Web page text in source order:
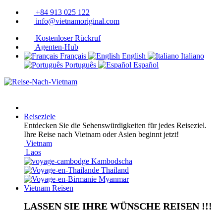
+84 913 025 122
info@vietnamoriginal.com
Kostenloser Rückruf
Agenten-Hub
Français
English
Italiano
Português
Español
Reiseziele
Entdecken Sie die Sehenswürdigkeiten für jedes Reiseziel.
Ihre Reise nach Vietnam oder Asien beginnt jetzt!
Vietnam
Laos
Kambodscha
Thailand
Myanmar
Vietnam Reisen
LASSEN SIE IHRE WÜNSCHE REISEN !!!